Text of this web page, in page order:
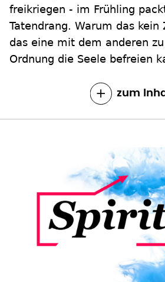
freikriegen - im Frühling
Tatendrang. Warum das kein
das eine mit dem anderen
Ordnung die Seele befreien
zum